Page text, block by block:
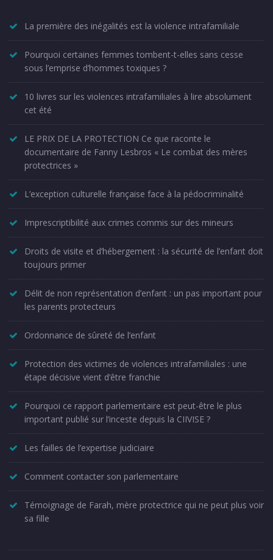
La première des inégalités est la violence intrafamiliale
Pourquoi certaines femmes tombent-t-elles sans cesse
sous l’emprise d’hommes toxiques ?
10 livres sur les violences intrafamiliales à lire absolument
cet été
LE PRIX DE LA PROTECTION Ce que raconte le
documentaire de Fanny Lesbros « Le combat des mères
protectrices »
L’exception culturelle française face à la pédocriminalité
Imprescriptibilité aux crimes commis sur des mineurs
Droits de visite et d’hébergement : la sécurité de l’enfant doit
toujours primer
Délit de non représentation d’enfant : un pas important pour
les parents protecteurs
Ordonnance de sûreté de l’enfant
Protection des victimes de violences intrafamiliales : une
étape décisive vient d’être franchie
Pourquoi ce rapport parlementaire est peut-être le plus
important publié sur l’inceste depuis la CIIVISE ?
Les failles de l’expertise judiciaire
Comment contacter son parlementaire
Témoignage de Farah, mère protectrice qui ne peut plus voir
sa fille